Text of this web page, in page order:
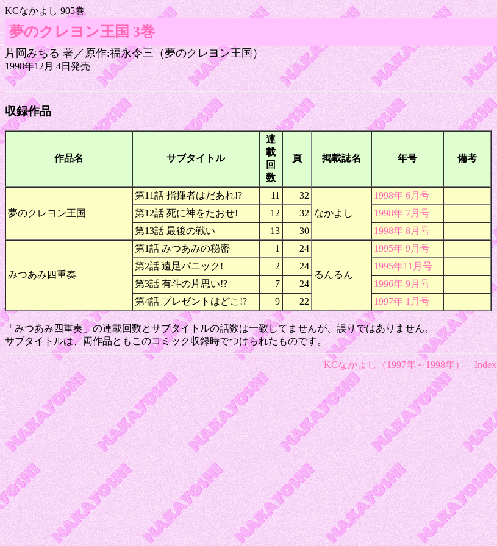
KCなかよし 905巻
夢のクレヨン王国 3巻
片岡みちる 著／原作:福永令三（夢のクレヨン王国）
1998年12月 4日発売
収録作品
作品名 サブタイトル
連
載
回
数
頁 掲載誌名 年号 備考
夢のクレヨン王国
第11話 指揮者はだあれ!? 11
32
なかよし
1998年 6月号
第12話 死に神をたおせ!
12 32
1998年 7月号
第13話 最後の戦い
13 30 1998年 8月号
みつあみ四重奏
第1話 みつあみの秘密 1 24
るんるん
1995年 9月号
第2話 遠足パニック!
2 24
1995年11月号
第3話 有斗の片思い!?
7 24
1996年 9月号
第4話 プレゼントはどこ!?
9 22 1997年 1月号
「みつあみ四重奏」の連載回数とサブタイトルの話数は一致してませんが、誤りではありません。
サブタイトルは、両作品ともこのコミック収録時でつけられたものです。
KCなかよし（1997年～1998年） Index